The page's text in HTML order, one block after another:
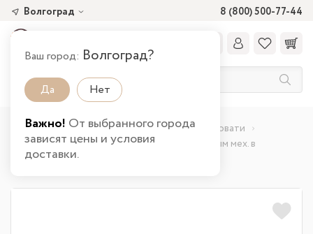
8 (800) 500-77-44
Волгоград
Ваш город: Волгоград?
Да Нет
Важно! От выбранного города
зависят цены и условия
доставки.
Главная Каталог товаров Спальня
Кровати
Кровать 06.02-03 Габриэлла (1600) с подъемным мех. в
Волгограде